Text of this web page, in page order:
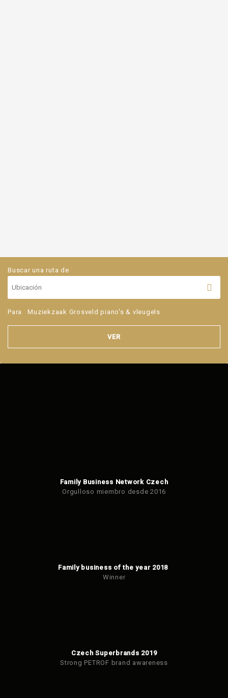
Buscar una ruta de
Para Muziekzaak Grosveld piano's & vleugels
VER
Family Business Network Czech
Orgulloso miembro desde 2016
Family business of the year 2018
Winner
Czech Superbrands 2019
Strong PETROF brand awareness